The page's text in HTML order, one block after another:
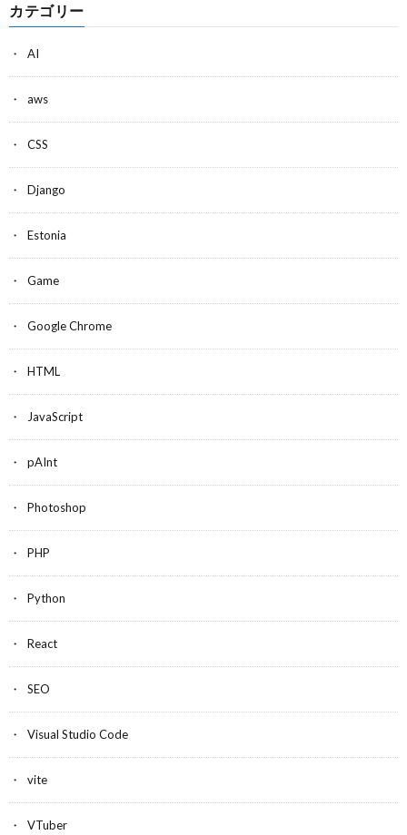
カテゴリー
AI
aws
CSS
Django
Estonia
Game
Google Chrome
HTML
JavaScript
pAInt
Photoshop
PHP
Python
React
SEO
Visual Studio Code
vite
VTuber